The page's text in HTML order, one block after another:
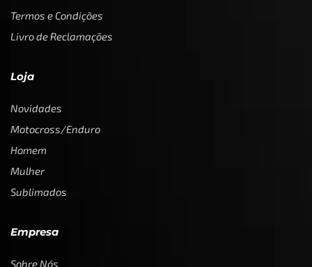
Termos e Condições
Livro de Reclamações
Loja
Novidades
Motocross/Enduro
Homem
Mulher
Sublimados
Empresa
Sobre Nós